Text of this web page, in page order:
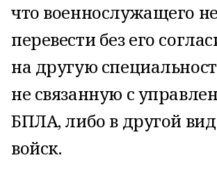
что военнослужащего
перевести без его
на другую
не связанную с
БПЛА, либо в другой
войск.